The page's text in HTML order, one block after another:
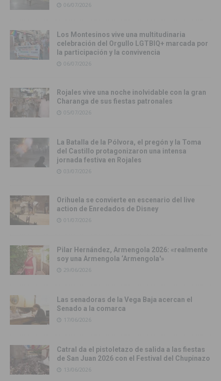
06/07/2026
Los Montesinos vive una multitudinaria
celebración del Orgullo LGTBIQ+ marcada por
la participación y la convivencia
06/07/2026
Rojales vive una noche inolvidable con la gran
Charanga de sus fiestas patronales
05/07/2026
La Batalla de la Pólvora, el pregón y la Toma
del Castillo protagonizaron una intensa
jornada festiva en Rojales
03/07/2026
Orihuela se convierte en escenario del live
action de Enredados de Disney
01/07/2026
Pilar Hernández, Armengola 2026: «realmente
soy una Armengola ‘Armengola'»
29/06/2026
Las senadoras de la Vega Baja acercan el
Senado a la comarca
17/06/2026
Catral da el pistoletazo de salida a las fiestas
de San Juan 2026 con el Festival del Chupinazo
13/06/2026